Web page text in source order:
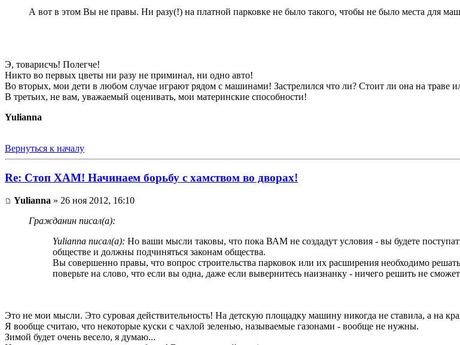
А вот в этом Вы не правы. Ни разу(!) на платной парковке не было такого, чтобы не было места для
Э, товарисчь! Полегче!
Никто во первых цветы ни разу не приминал, ни одно авто!
Во вторых, мои дети в любом случае играют рядом с машинами! Застрелился что ли? Стоит ли она на траве
В третьих, не вам, уважаемый оценивать, мои материнские способности!
Yulianna
Вернуться к началу
Re: Стоп ХАМ! Начинаем борьбу с хамством во дворах!
Yulianna » 26 ноя 2012, 16:10
Гражданин писал(а):
Yulianna писал(а): Но ваши мысли таковы, что пока ВАМ не создадут условия - вы будете
обществе и должны подчиняться законам общества.
Вы совершенно правы, что вопрос строительства парковок или их расширения необходимо
поверьте на слово, что если вы одна, даже если вывернитесь наизнанку - ничего решить не
Это не мои мысли. Это суровая действительность! На детскую площадку машину никогда не ставила, а на
Я вообще считаю, что некоторые куски с чахлой зеленью, называемые газонами - вообще не нужны.
Зимой будет очень весело, я думаю...